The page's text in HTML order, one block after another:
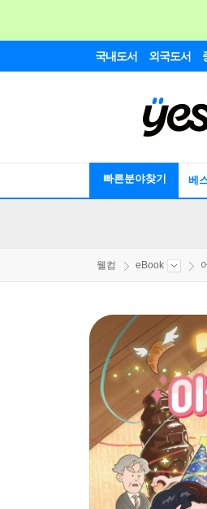
국내도서 외국도서
빠른분야찾기 베
웰컴 eBook